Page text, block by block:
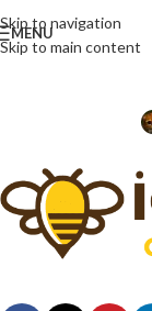
Skip to navigation
Skip to main content
MENU